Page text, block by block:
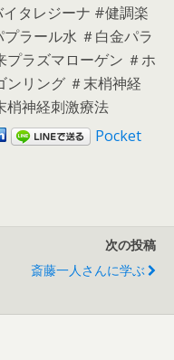
タレジーナ #健調楽
ラール水 ＃白金パラ
プラズマローゲン ＃ホ
ンリング ＃末梢神経
梢神経刺激療法
Pocket
次の投稿
斎藤一人さんに学ぶ